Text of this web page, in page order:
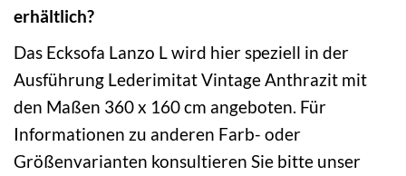
erhältlich?
Das Ecksofa Lanzo L wird hier speziell in der
Ausführung Lederimitat Vintage Anthrazit mit
den Maßen 360 x 160 cm angeboten. Für
Informationen zu anderen Farb- oder
Größenvarianten konsultieren Sie bitte unser